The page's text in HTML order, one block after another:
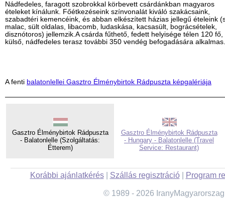
Nádfedeles, faragott szobrokkal körbevett csárdánkban magyaros
ételeket kínálunk. Főétkezéseink színvonalát kiváló szakácsaink,
szabadtéri kemencéink, és abban elkészített házias jellegű ételeink
malac, sült oldalas, libacomb, ludaskása, kacsasült, bográcsételek,
disznótoros) jellemzik.A csárda fűthető, fedett helyisége télen 120 fő,
külső, nádfedeles terasz további 350 vendég befogadására alkalmas.
A fenti balatonlellei Gasztro Élménybirtok Rádpuszta képgalériája
Gasztro Élménybirtok Rádpuszta
- Balatonlelle (Szolgáltatás:
Étterem)
Gasztro Élménybirtok Rádpuszta
- Hungary - Balatonlelle (Travel
Service: Restaurant)
Korábbi ajánlatkérés| Szállás regisztráció| Program
© 1989 - 2026